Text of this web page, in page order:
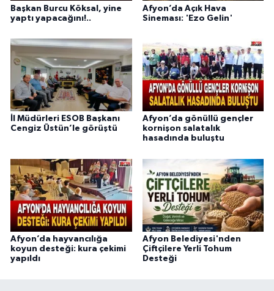
Başkan Burcu Köksal, yine
yaptı yapacağını!..
Afyon’da Açık Hava
Sineması: 'Ezo Gelin'
İl Müdürleri ESOB Başkanı
Cengiz Üstün’le görüştü
Afyon’da gönüllü gençler
kornişon salatalık
hasadında buluştu
Afyon’da hayvancılığa
koyun desteği: kura çekimi
yapıldı
Afyon Belediyesi'nden
Çiftçilere Yerli Tohum
Desteği